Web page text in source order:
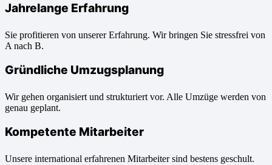
Jahrelange Erfahrung
Sie profitieren von unserer Erfahrung. Wir bringen Sie stressfrei von
A nach B.
Gründliche Umzugsplanung
Wir gehen organisiert und strukturiert vor. Alle Umzüge werden von
genau geplant.
Kompetente Mitarbeiter
Unsere international erfahrenen Mitarbeiter sind bestens geschult.